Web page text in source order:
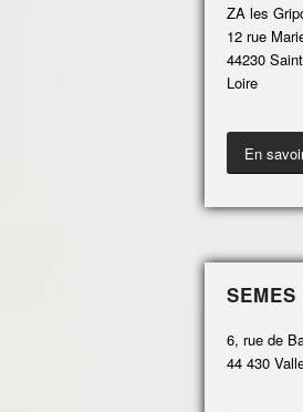
ZA les
12 rue
44230
Loire
En
SEMES
6, rue de
44 430